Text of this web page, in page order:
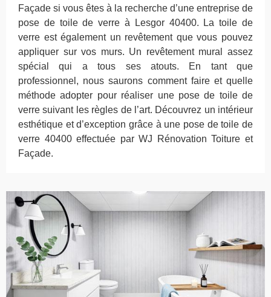
Façade si vous êtes à la recherche d’une entreprise de
pose de toile de verre à Lesgor 40400. La toile de
verre est également un revêtement que vous pouvez
appliquer sur vos murs. Un revêtement mural assez
spécial qui a tous ses atouts. En tant que
professionnel, nous saurons comment faire et quelle
méthode adopter pour réaliser une pose de toile de
verre suivant les règles de l’art. Découvrez un intérieur
esthétique et d’exception grâce à une pose de toile de
verre 40400 effectuée par WJ Rénovation Toiture et
Façade.